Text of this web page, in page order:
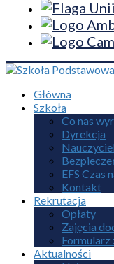
Główna
Szkoła
Co nas
Dyrekcja
EFS Czas
Kontakt
Rekrutacja
Opłaty
Zajęcia
Formularz
Aktualności